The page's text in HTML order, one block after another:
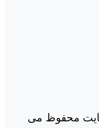
محفوظ می